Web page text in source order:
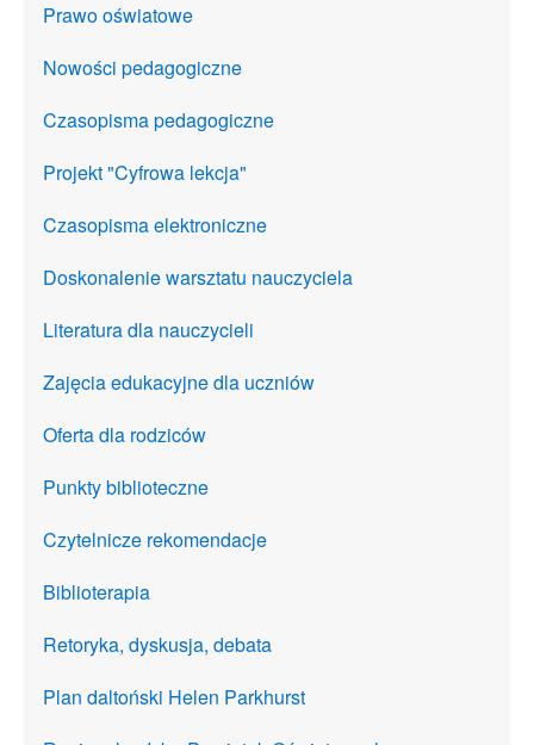
Prawo oświatowe
Nowości pedagogiczne
Czasopisma pedagogiczne
Projekt "Cyfrowa lekcja"
Czasopisma elektroniczne
Doskonalenie warsztatu nauczyciela
Literatura dla nauczycieli
Zajęcia edukacyjne dla uczniów
Oferta dla rodziców
Punkty biblioteczne
Czytelnicze rekomendacje
Biblioterapia
Retoryka, dyskusja, debata
Plan daltoński Helen Parkhurst